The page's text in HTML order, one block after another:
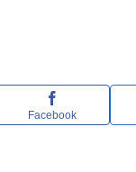
Facebook